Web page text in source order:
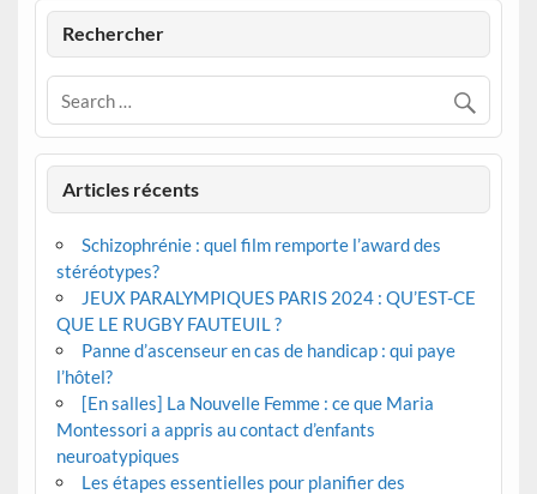
Rechercher
Articles récents
Schizophrénie : quel film remporte l’award des
stéréotypes?
JEUX PARALYMPIQUES PARIS 2024 : QU’EST-CE
QUE LE RUGBY FAUTEUIL ?
Panne d’ascenseur en cas de handicap : qui paye
l’hôtel?
[En salles] La Nouvelle Femme : ce que Maria
Montessori a appris au contact d’enfants
neuroatypiques
Les étapes essentielles pour planifier des